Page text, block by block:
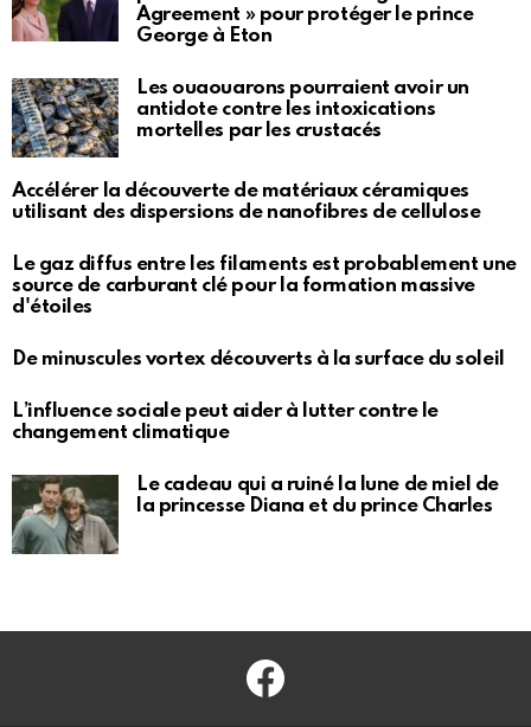
Agreement » pour protéger le prince
George à Eton
Les ouaouarons pourraient avoir un
antidote contre les intoxications
mortelles par les crustacés
Accélérer la découverte de matériaux céramiques
utilisant des dispersions de nanofibres de cellulose
Le gaz diffus entre les filaments est probablement une
source de carburant clé pour la formation massive
d'étoiles
De minuscules vortex découverts à la surface du soleil
L’influence sociale peut aider à lutter contre le
changement climatique
Le cadeau qui a ruiné la lune de miel de
la princesse Diana et du prince Charles
Facebook